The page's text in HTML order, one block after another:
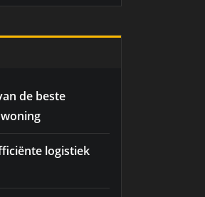
de beste
logistiek